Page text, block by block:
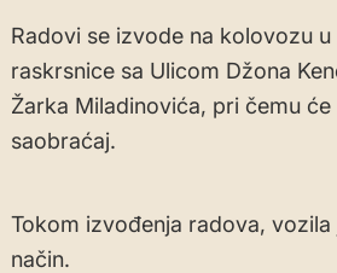
Radovi se izvode na kolovozu
raskrsnice sa Ulicom Džona
Žarka Miladinovića, pri čemu
saobraćaj.
Tokom izvođenja radova,
način.